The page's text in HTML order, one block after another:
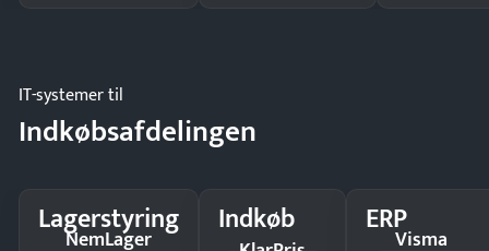
IT-systemer til
Indkøbsafdelingen
Lagerstyring
NemLager Indkøb ERPVisma